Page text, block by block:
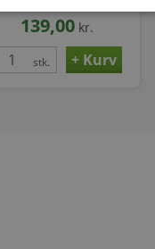
139,00 kr.
stk.